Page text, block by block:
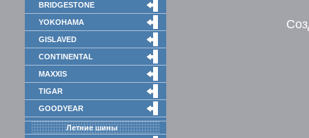
BRIDGESTONE
YOKOHAMA
GISLAVED
CONTINENTAL
MAXXIS
TIGAR
GOODYEAR
Летние шины